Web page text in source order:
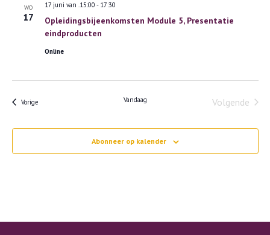
WO
17
Opleidingsbijeenkomsten Module 5, Presentatie
eindproducten
17 juni van .15:00 - 17:30
Online
VorigeEvenementen Vandaag
Volgende
Abonneer op kalender